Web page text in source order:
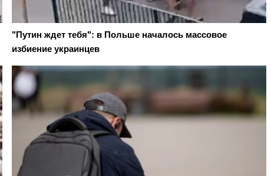
"Путин ждет тебя": в Польше началось массовое
избиение украинцев